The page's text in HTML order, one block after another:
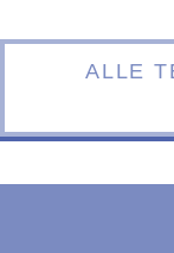
ALLE